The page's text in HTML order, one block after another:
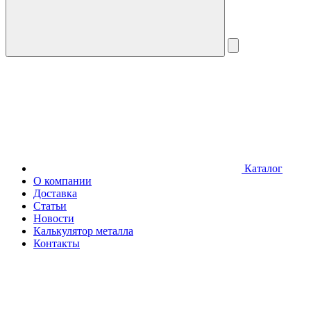
Каталог
О компании
Доставка
Статьи
Новости
Калькулятор металла
Контакты